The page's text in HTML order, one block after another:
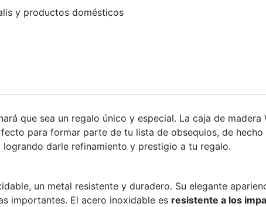
y productos domésticos
que sea un regalo único y especial. La caja de madera
para formar parte de tu lista de obsequios, de hecho
darle refinamiento y prestigio a tu regalo.
un metal resistente y duradero. Su elegante
importantes. El acero inoxidable es resistente a los